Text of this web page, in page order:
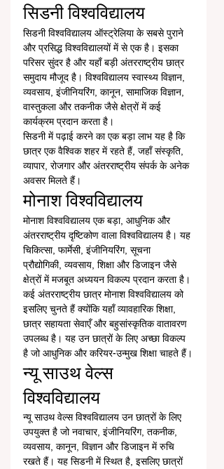
सिडनी विश्वविद्यालय
सिडनी विश्वविद्यालय ऑस्ट्रेलिया के सबसे पुराने
और प्रसिद्ध विश्वविद्यालयों में से एक है। इसका
परिसर सुंदर है और यहाँ बड़ी अंतरराष्ट्रीय छात्र
समुदाय मौजूद है। विश्वविद्यालय स्वास्थ्य विज्ञान,
व्यवसाय, इंजीनियरिंग, कानून, सामाजिक विज्ञान,
वास्तुकला और तकनीक जैसे क्षेत्रों में कई
कार्यक्रम प्रदान करता है।
सिडनी में पढ़ाई करने का एक बड़ा लाभ यह है कि
छात्र एक वैश्विक शहर में रहते हैं, जहाँ संस्कृति,
व्यापार, रोजगार और अंतरराष्ट्रीय संपर्क के अनेक
अवसर मिलते हैं।
मोनाश विश्वविद्यालय
मोनाश विश्वविद्यालय एक बड़ा, आधुनिक और
अंतरराष्ट्रीय दृष्टिकोण वाला विश्वविद्यालय है। यह
चिकित्सा, फार्मेसी, इंजीनियरिंग, सूचना
प्रौद्योगिकी, व्यवसाय, शिक्षा और डिजाइन जैसे
क्षेत्रों में मजबूत अध्ययन विकल्प प्रदान करता है।
कई अंतरराष्ट्रीय छात्र मोनाश विश्वविद्यालय को
इसलिए चुनते हैं क्योंकि यहाँ व्यावहारिक शिक्षा,
छात्र सहायता सेवाएँ और बहुसांस्कृतिक वातावरण
उपलब्ध है। यह उन छात्रों के लिए अच्छा विकल्प
है जो आधुनिक और करियर-उन्मुख शिक्षा चाहते हैं।
न्यू साउथ वेल्स
विश्वविद्यालय
न्यू साउथ वेल्स विश्वविद्यालय उन छात्रों के लिए
उपयुक्त है जो नवाचार, इंजीनियरिंग, तकनीक,
व्यवसाय, कानून, विज्ञान और डिजाइन में रुचि
रखते हैं। यह सिडनी में स्थित है, इसलिए छात्रों